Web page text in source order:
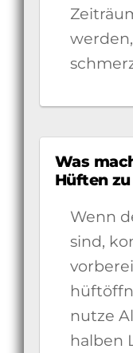
Was
Hüften
Wenn
sind,
nutze
halben